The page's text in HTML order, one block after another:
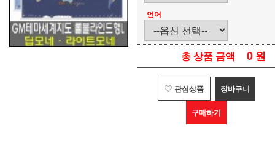
언어
총 상품 금액 0 원
관심상품 장바구니
구매하기